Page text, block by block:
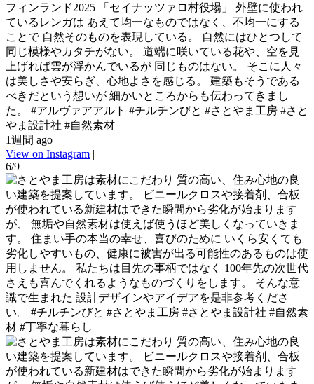
フィンランド2025 「セイナッツァロ村役場」 外壁に使われ
ているレンガは あえて均一なものではなく、不均一にする
ことで 自然そのものを表現している。 自然にはひとつして
同じ模様やカタチがない。 道端に咲いている花や、空を見
上げれば雲が浮かんでいるが 同じものはない。 そこに人々
は美しさや安らぎ、心地よさを感じる。 建築もそうである
べきだという想いが 細かいところからも伝わってきまし
た。 #アルヴァアアルト #チルチンびと #さとやま工房 #さと
やま設計社 #自然素材
1週間 ago
View on Instagram |
6/9